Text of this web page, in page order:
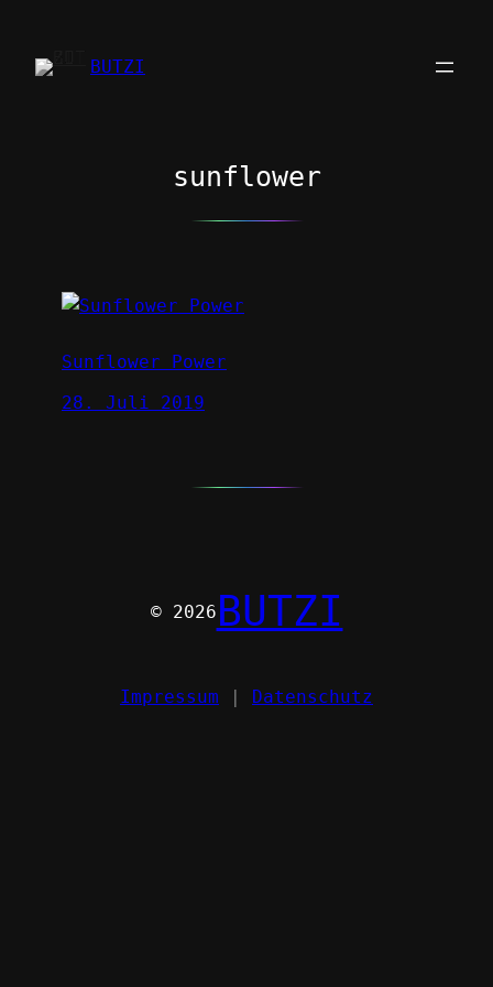
springenBUTZI
sunflower
Sunflower Power
28. Juli 2019
© 2026 BUTZI
Impressum | Datenschutz